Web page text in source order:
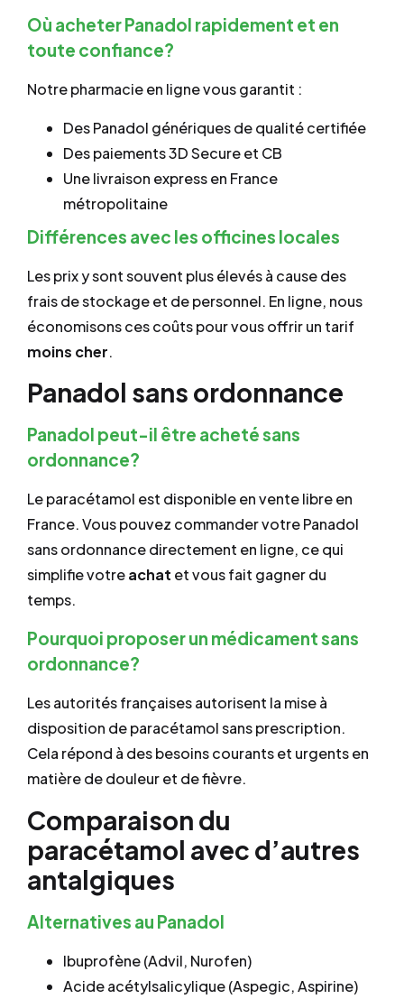
Où acheter Panadol rapidement et en
toute confiance?
Notre pharmacie en ligne vous garantit :
Des Panadol génériques de qualité certifiée
Des paiements 3D Secure et CB
Une livraison express en France
métropolitaine
Différences avec les officines locales
Les prix y sont souvent plus élevés à cause des
frais de stockage et de personnel. En ligne, nous
économisons ces coûts pour vous offrir un tarif
moins cher.
Panadol sans ordonnance
Panadol peut-il être acheté sans
ordonnance?
Le paracétamol est disponible en vente libre en
France. Vous pouvez commander votre Panadol
sans ordonnance directement en ligne, ce qui
simplifie votreachat et vous fait gagner du
temps.
Pourquoi proposer un médicament sans
ordonnance?
Les autorités françaises autorisent la mise à
disposition de paracétamol sans prescription.
Cela répond à des besoins courants et urgents en
matière de douleur et de fièvre.
Comparaison du
paracétamol avec d’autres
antalgiques
Alternatives au Panadol
Ibuprofène (Advil, Nurofen)
Acide acétylsalicylique (Aspegic, Aspirine)